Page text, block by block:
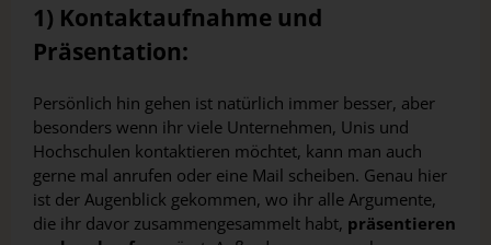
1) Kontaktaufnahme und
Präsentation:
Persönlich hin gehen ist natürlich immer besser, aber
besonders wenn ihr viele Unternehmen, Unis und
Hochschulen kontaktieren möchtet, kann man auch
gerne mal anrufen oder eine Mail scheiben. Genau hier
ist der Augenblick gekommen, wo ihr alle Argumente,
die ihr davor zusammengesammelt habt, präsentieren